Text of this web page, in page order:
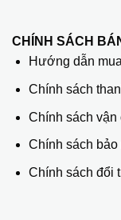
CHÍNH SÁCH
Hướng dẫn
Chính sách
Chính sách vận
Chính sách bảo
Chính sách đổi